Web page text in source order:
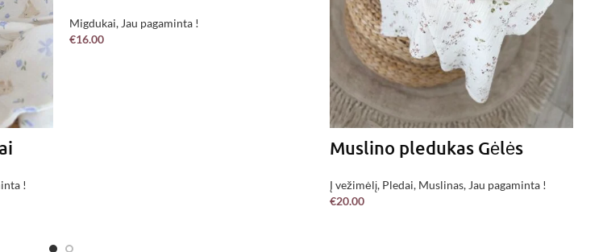
!
Migdukai, Jau pagaminta !
€16.00
Muslino pledukas Gėlės
Į vežimėlį, Pledai, Muslinas, Jau pagaminta !
€20.00